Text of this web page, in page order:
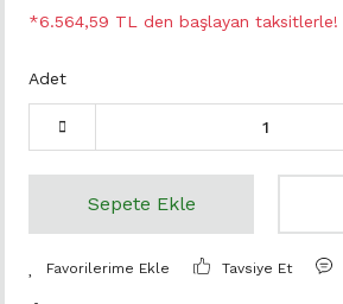
*6.564,59 TL den başlayan taksitlerle!
Adet
Sepete Ekle
Tavsiye Et